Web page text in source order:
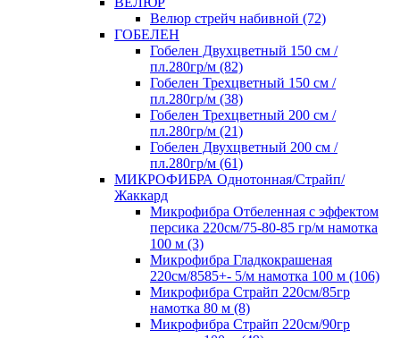
Велюр стрейч набивной (72)
ГОБЕЛЕН
Гобелен Двухцветный 150 см /
пл.280гр/м (82)
Гобелен Трехцветный 150 см /
пл.280гр/м (38)
Гобелен Трехцветный 200 см /
пл.280гр/м (21)
Гобелен Двухцветный 200 см /
пл.280гр/м (61)
МИКРОФИБРА Однотонная/Страйп/
Жаккард
Микрофибра Отбеленная с эффектом
персика 220см/75-80-85 гр/м намотка
100 м (3)
Микрофибра Гладкокрашеная
220см/8585+- 5/м намотка 100 м (106)
Микрофибра Страйп 220см/85гр
намотка 80 м (8)
Микрофибра Страйп 220см/90гр